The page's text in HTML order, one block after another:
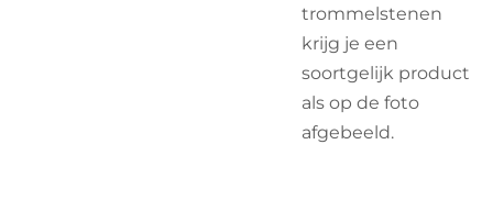
trommelstenen
krijg je een
soortgelijk product
als op de foto
afgebeeld.